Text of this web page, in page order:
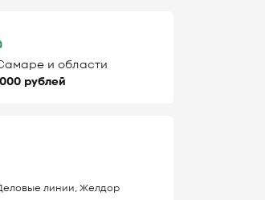
и области
рублей
линии, Желдор